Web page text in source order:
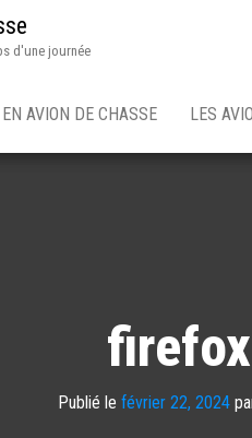
d'une journée
AVION DE CHASSE LES
firefox
Publié le février 22, 2024